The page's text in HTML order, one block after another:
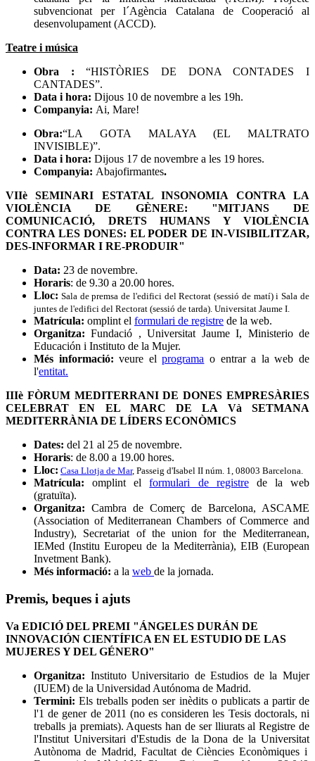
subvencionat per l´Agència Catalana de Cooperació al
desenvolupament (ACCD).
Teatre i música
Obra : “HISTÒRIES DE DONA CONTADES I
CANTADES”.
Data i hora: Dijous 10 de novembre a les 19h.
Companyia: Ai, Mare!
Obra:“LA GOTA MALAYA (EL MALTRATO
INVISIBLE)”.
Data i hora: Dijous 17 de novembre a les 19 hores.
Companyia: Abajofirmantes.
VIIè SEMINARI ESTATAL INSONOMIA CONTRA LA
VIOLÈNCIA DE GÈNERE: "MITJANS DE
COMUNICACIÓ, DRETS HUMANS Y VIOLÈNCIA
CONTRA LES DONES: EL PODER DE IN-VISIBILITZAR,
DES-INFORMAR I RE-PRODUIR"
Data: 23 de novembre.
Horaris: de 9.30 a 20.00 hores.
Lloc: Sala de premsa de l'edifici del Rectorat (sessió de matí) i Sala de
juntes de l'edifici del Rectorat (sessió de tarda). Universitat Jaume I.
Matrícula: omplint el formulari de registre de la web.
Organitza:Fundació , Universitat Jaume I, Ministerio de
Educación i Instituto de la Mujer.
Més informació: veure elprograma o entrar a la web de
l'entitat.
IIIè FÒRUM MEDITERRANI DE DONES EMPRESÀRIES
CELEBRAT EN EL MARC DE LA Và SETMANA
MEDITERRÀNIA DE LÍDERS ECONÒMICS
Dates: del 21 al 25 de novembre.
Horaris: de 8.00 a 19.00 hores.
Lloc: Casa Llotja de Mar, Passeig d'Isabel II núm. 1, 08003 Barcelona.
Matrícula: omplint elformulari de registrede la web
(gratuïta).
Organitza: Cambra de Comerç de Barcelona, ASCAME
(Association of Mediterranean Chambers of Commerce and
Industry), Secretariat of the union for the Mediterranean,
IEMed (Institu Europeu de la Mediterrània), EIB (European
Invetment Bank).
Més informació: a la web de la jornada.
Premis, beques i ajuts
Va EDICIÓ DEL PREMI "ÁNGELES DURÁN DE
INNOVACIÓN CIENTÍFICA EN EL ESTUDIO DE LAS
MUJERES Y DEL GÉNERO"
Organitza: Instituto Universitario de Estudios de la Mujer
(IUEM) de la Universidad Autónoma de Madrid.
Termini:Els treballspodenserinèdits o publicats a partirde
l'1 de gener de 2011 (noesconsiderenles Tesisdoctorals,ni
treballs ja premiats). Aquests hande serlliuratsal Registre de
l'Institut Universitari d'Estudis de la Dona de la Universitat
Autònoma de Madrid, Facultatde CiènciesEconòmiquesi